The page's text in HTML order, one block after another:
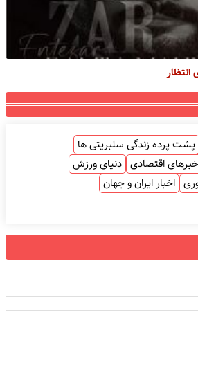
پشت پرده زندگی سلبریتی ها
خبرهای اقتصادی دنیای ورزش
اخبار ایران و جهان